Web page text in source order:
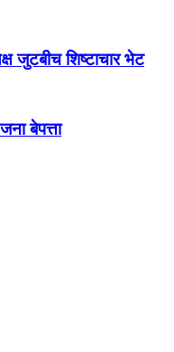
जुटबीच शिष्टाचार भेट
बेपत्ता